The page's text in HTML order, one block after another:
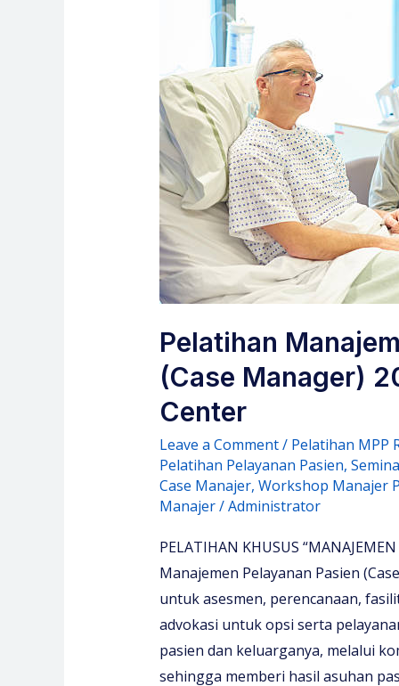
Pelatihan
(Case Manager)
Center
Leave a Comment/ Pelatihan MPP
Pelatihan Pelayanan Pasien,
Case Manajer, Workshop Manajer
Manajer/Administrator
PELATIHAN KHUSUS
Manajemen Pelayanan Pasien
untuk asesmen, perencanaan,
advokasi untuk opsi serta
pasien dan keluarganya, melalui
sehingga memberi hasil asuhan